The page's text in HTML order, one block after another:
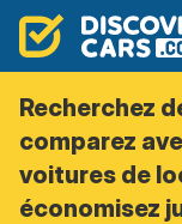
Recherchez
comparez
voitures de
économisez